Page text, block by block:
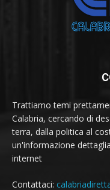
Trattiamo temi
Calabria, cercando di
terra, dalla politica al
un'informazione
internet
Contattaci: